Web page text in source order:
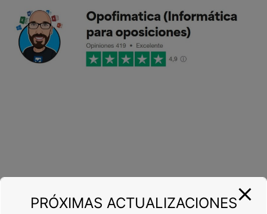
PRÓXIMAS ACTUALIZACIONES